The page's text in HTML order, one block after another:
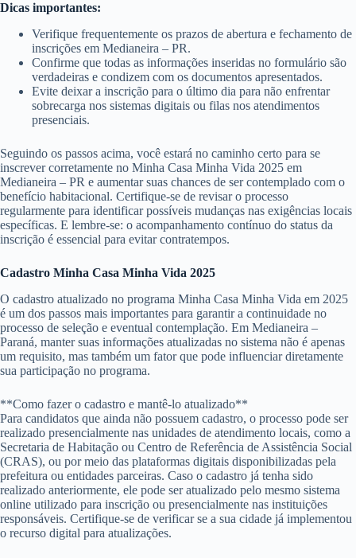
Dicas importantes:
Verifique frequentemente os prazos de abertura e fechamento de
inscrições em Medianeira – PR.
Confirme que todas as informações inseridas no formulário são
verdadeiras e condizem com os documentos apresentados.
Evite deixar a inscrição para o último dia para não enfrentar
sobrecarga nos sistemas digitais ou filas nos atendimentos
presenciais.
Seguindo os passos acima, você estará no caminho certo para se
inscrever corretamente no Minha Casa Minha Vida 2025 em
Medianeira – PR e aumentar suas chances de ser contemplado com o
benefício habitacional. Certifique-se de revisar o processo
regularmente para identificar possíveis mudanças nas exigências locais
específicas. E lembre-se: o acompanhamento contínuo do status da
inscrição é essencial para evitar contratempos.
Cadastro Minha Casa Minha Vida 2025
O cadastro atualizado no programa Minha Casa Minha Vida em 2025
é um dos passos mais importantes para garantir a continuidade no
processo de seleção e eventual contemplação. Em Medianeira –
Paraná, manter suas informações atualizadas no sistema não é apenas
um requisito, mas também um fator que pode influenciar diretamente
sua participação no programa.
**Como fazer o cadastro e mantê-lo atualizado**
Para candidatos que ainda não possuem cadastro, o processo pode ser
realizado presencialmente nas unidades de atendimento locais, como a
Secretaria de Habitação ou Centro de Referência de Assistência Social
(CRAS), ou por meio das plataformas digitais disponibilizadas pela
prefeitura ou entidades parceiras. Caso o cadastro já tenha sido
realizado anteriormente, ele pode ser atualizado pelo mesmo sistema
online utilizado para inscrição ou presencialmente nas instituições
responsáveis. Certifique-se de verificar se a sua cidade já implementou
o recurso digital para atualizações.